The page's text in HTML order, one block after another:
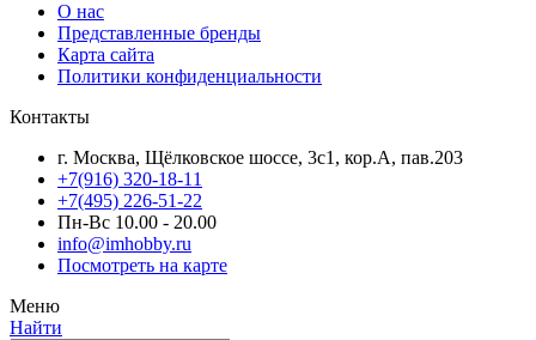
О нас
Представленные бренды
Карта сайта
Политики конфиденциальности
Контакты
г. Москва, Щёлковское шоссе, 3с1, кор.А, пав.203
+7(916) 320-18-11
+7(495) 226-51-22
Пн-Вс 10.00 - 20.00
info@imhobby.ru
Посмотреть на карте
Меню
Найти